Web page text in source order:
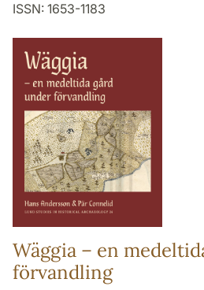
ISSN: 1653-1183
Wäggia – en
förvandling